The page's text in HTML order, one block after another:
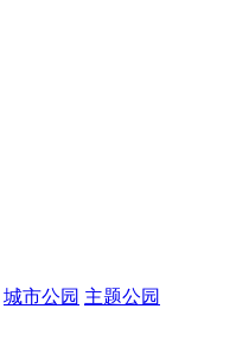
城市公园 主题公园